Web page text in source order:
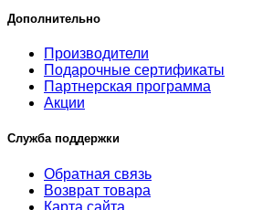
Дополнительно
Производители
Подарочные сертификаты
Партнерская программа
Акции
Служба поддержки
Обратная связь
Возврат товара
Карта сайта